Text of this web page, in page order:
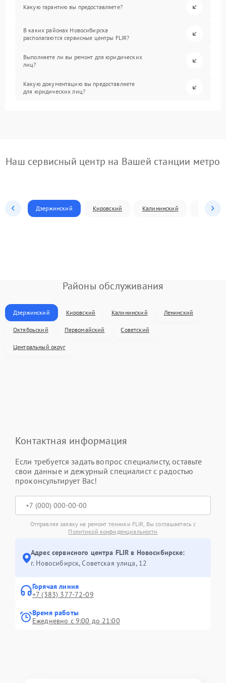
Какую гарантию вы предоставляете?
В каких районах Новосибирска
располагаются сервисные центры FLIR?
Выполняете ли вы ремонт для юридических
лиц?
Какую документацию вы предоставляете
для юридических лиц?
Наш сервисный центр на Вашей станции метро
Дзержинский Кировский Калининский
Районы обслуживания
Дзержинский Кировский Калининский Ленинский
Октябрьский Первомайский Советский
Центральный округ
Контактная информация
Если требуется задать вопрос специалисту, оставьте
свои данные и дежурный специалист с радостью
проконсультирует Вас!
Отправляя заявку на ремонт техники FLIR, Вы соглашаетесь с
Политикой конфиденциальности
Адрес сервисного центра FLIR в Новосибирске:
г. Новосибирск, Советская улица, 12
Горячая линия
+7 (383) 377-72-09
Время работы
Ежедневно с 9:00 до 21:00